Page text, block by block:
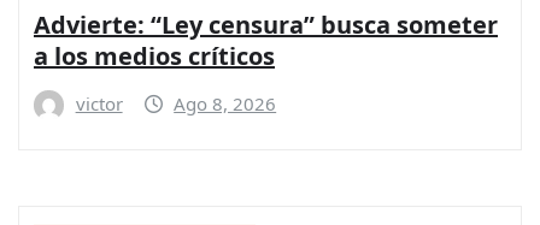
Advierte: “Ley censura” busca someter
a los medios críticos
victor Ago 8, 2026